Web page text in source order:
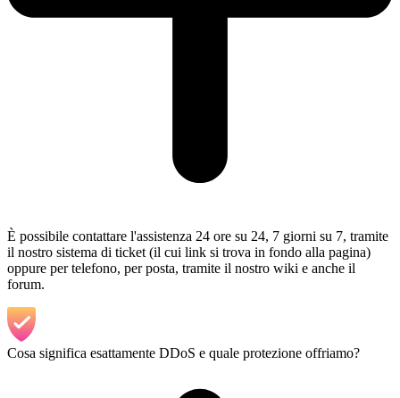
È possibile contattare l'assistenza 24 ore su 24, 7 giorni su 7, tramite
il nostro sistema di ticket (il cui link si trova in fondo alla pagina)
oppure per telefono, per posta, tramite il nostro wiki e anche il
forum.
Cosa significa esattamente DDoS e quale protezione offriamo?